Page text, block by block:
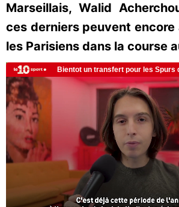
Marseillais, Walid
ces derniers peuvent
les Parisiens dans la course